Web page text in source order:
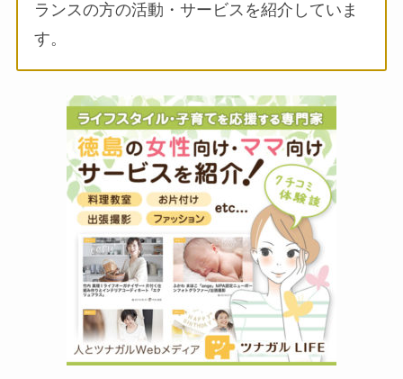
ランスの方の活動・サービスを紹介していま
す。